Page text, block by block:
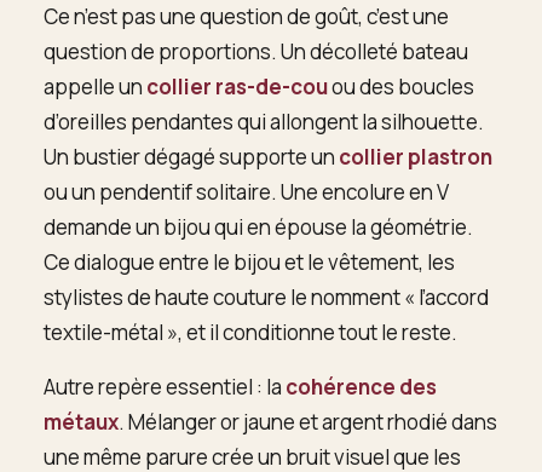
Ce n’est pas une question de goût, c’est une
question de proportions. Un décolleté bateau
appelle un collier ras-de-couou des boucles
d’oreilles pendantes qui allongent la silhouette.
Un bustier dégagé supporte un collier plastron
ou un pendentif solitaire. Une encolure en V
demande un bijou qui en épouse la géométrie.
Ce dialogue entre le bijou et le vêtement, les
stylistes de haute couture le nomment « l’accord
textile-métal », et il conditionne tout le reste.
Autre repère essentiel : la cohérence des
métaux. Mélanger or jaune et argent rhodié dans
une même parure crée un bruit visuel que les